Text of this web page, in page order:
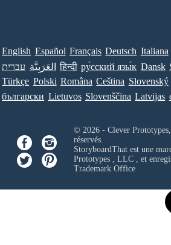
English Español Français Deutsch Italiana
עברית العَرَبِيَّة हिन्दी ру́сский язы́к Dansk
Türkçe Polski Româna Ceština Slovenský
български Lietuvos Slovenščina Latvijas
© 2026 - Clever
réservés.
StoryboardThat est une
Prototypes , LLC, et
Trademark Office